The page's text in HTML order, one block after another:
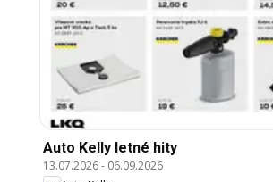
Auto Kelly letné hity
13.07.2026- 06.09.2026